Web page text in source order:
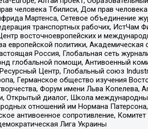
человека Тбилиси, Дом прав
Мартенса, Сетевое объединение
транспортных рабочих, ИстЧам
восточноевропейских и
политики, Академическая
Россия, Глобальная сеть
глобальной помощи, Антивоенный
Центр, Глобальный союз
Германское общество изучения
Форум имени Льва Копелева,
Открытый диалог, Школа
отношений им Нормана
антивоенное сопротивление,
Лига Украины